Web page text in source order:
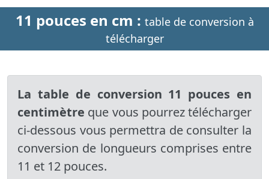
11 pouces en cm : table de conversion à
télécharger
La table de conversion 11 pouces en
centimètre que vous pourrez télécharger
ci-dessous vous permettra de consulter la
conversion de longueurs comprises entre
11 et 12 pouces.